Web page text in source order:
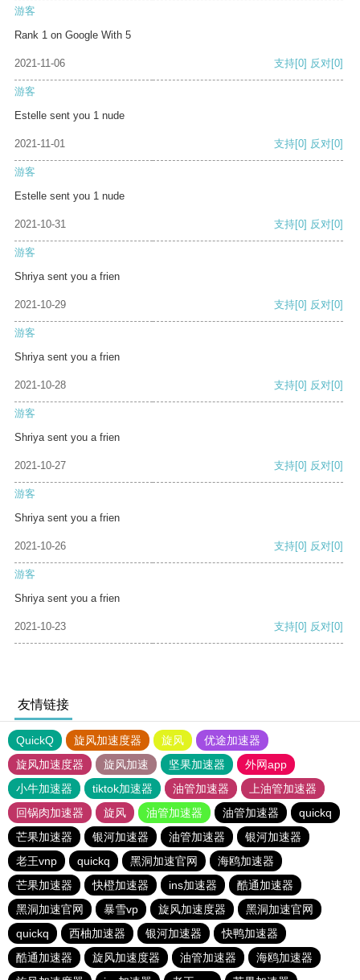
游客
Rank 1 on Google With 5
2021-11-06 支持[0] 反对[0]
游客
Estelle sent you 1 nude
2021-11-01 支持[0] 反对[0]
游客
Estelle sent you 1 nude
2021-10-31 支持[0] 反对[0]
游客
Shriya sent you a frien
2021-10-29 支持[0] 反对[0]
游客
Shriya sent you a frien
2021-10-28 支持[0] 反对[0]
游客
Shriya sent you a frien
2021-10-27 支持[0] 反对[0]
游客
Shriya sent you a frien
2021-10-26 支持[0] 反对[0]
游客
Shriya sent you a frien
2021-10-23 支持[0] 反对[0]
友情链接
QuickQ 旋风加速度器 旋风
优途加速器
旋风加速度器
旋风加速 坚果加速器
外网app
小牛加速器
tiktok加速器 油管加速器
上油管加速器
回锅肉加速器
旋风 油管加速器 油管加速器
quickq
芒果加速器
银河加速器 油管加速器
银河加速器
老王vnp
quickq 黑洞加速官网
海鸥加速器
芒果加速器
快橙加速器 ins加速器
酷通加速器
黑洞加速官网
暴雪vp 旋风加速度器
黑洞加速官网
quickq
西柚加速器 银河加速器
快鸭加速器
酷通加速器
旋风加速度器 油管加速器
海鸥加速器